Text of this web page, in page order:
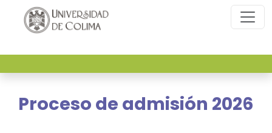
Proceso de admisión 2026